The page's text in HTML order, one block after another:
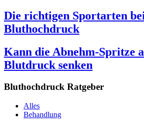
Die richtigen Sportarten
Bluthochdruck
Kann die Abnehm-Spritze
Blutdruck senken
Bluthochdruck Ratgeber
Alles
Behandlung